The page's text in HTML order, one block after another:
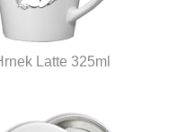
Latte 325ml